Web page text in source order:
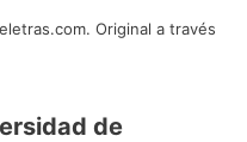
Original a través
de